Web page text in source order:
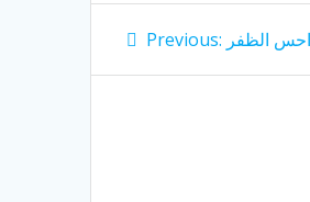
Post
Previous: Previous